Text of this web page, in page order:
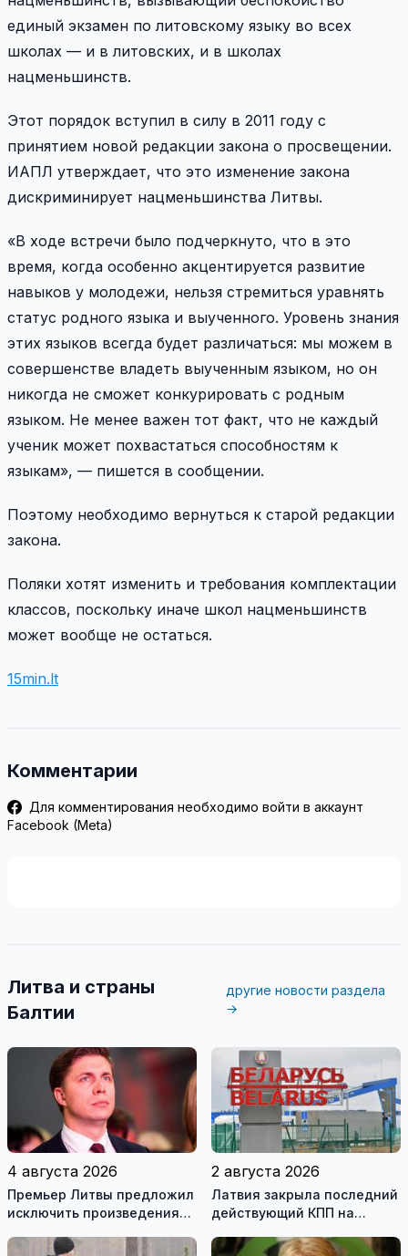
единый экзамен по литовскому языку во всех
школах — и в литовских, и в школах
нацменьшинств.
Этот порядок вступил в силу в 2011 году с
принятием новой редакции закона о просвещении.
ИАПЛ утверждает, что это изменение закона
дискриминирует нацменьшинства Литвы.
«В ходе встречи было подчеркнуто, что в это
время, когда особенно акцентируется развитие
навыков у молодежи, нельзя стремиться уравнять
статус родного языка и выученного. Уровень знания
этих языков всегда будет различаться: мы можем в
совершенстве владеть выученным языком, но он
никогда не сможет конкурировать с родным
языком. Не менее важен тот факт, что не каждый
ученик может похвастаться способностям к
языкам», — пишется в сообщении.
Поэтому необходимо вернуться к старой редакции
закона.
Поляки хотят изменить и требования комплектации
классов, поскольку иначе школ нацменьшинств
может вообще не остаться.
15min.lt
Комментарии
Для комментирования необходимо войти в аккаунт
Facebook (Meta)
Литва и страны
Балтии
другие новости раздела
→
4 августа 2026
Премьер Литвы предложил
исключить произведения
рекомендуемой
2 августа 2026
Латвия закрыла последний
действующий КПП на